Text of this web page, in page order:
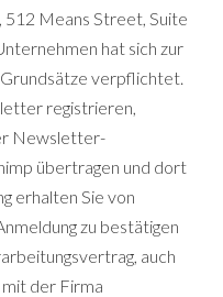
512 Means Street, Suite
hat sich zur
verpflichtet.
registrieren,
Newsletter-
übertragen und dort
erhalten Sie von
zu bestätigen
auch
der Firma